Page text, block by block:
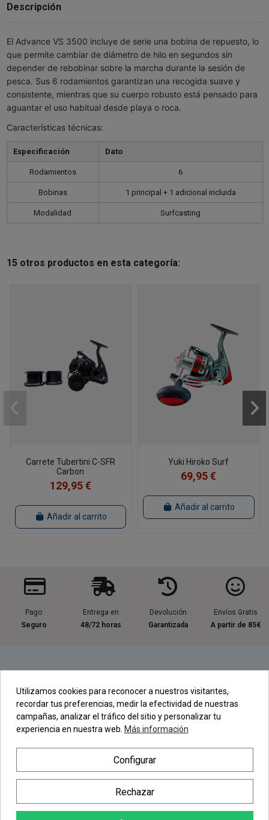
Descripción
El Advance VS 3500 incluye de serie una bobina de repuesto, lo
que permite cambiar de diámetro de hilo en segundos sin
depender de rebobinar sobre la marcha durante la sesión de
pesca. Sus 6 rodamientos garantizan una recogida suave y
consistente, mientras que su cuerpo robusto está pensado para
aguantar el uso habitual desde playa o roca.
Características técnicas:
Especificación Dato
Rodamientos 6
Bobinas 1 principal + 1 adicional incluida
Modalidad Surfcasting
15 otros productos en esta categoría:
Carrete Tubertini C-SFR
Carbon
129,95 €
Añadir al carrito
Yuki Hiroko Surf
69,95 €
Añadir al carrito
Pago
Seguro
Entrega en
48/72 horas
Devolución
Garantizada
Envíos Gratis
A partir de 85€
Contacta con nosotros
Regístrate en nuestra Newsletter
Newsletter
Utilizamos cookies para reconocer a nuestros visitantes,
recordar tus preferencias, medir la efectividad de nuestras
campañas, analizar el tráfico del sitio y personalizar tu
experiencia en nuestra web. Más información
Configurar
Rechazar